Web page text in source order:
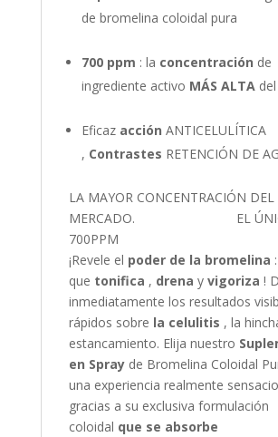
de bromelina coloidal pura
700 ppm : la concentración de
ingrediente activo MÁS ALTAdel
Eficaz acción ANTICELULÍTICA
, Contrastes RETENCIÓN DE
LA MAYOR CONCENTRACIÓN DEL
MERCADO. EL
700PPM
¡Revele el poder de la bromelina
que tonifica , drena y vigoriza !
inmediatamente los resultados
rápidos sobre la celulitis , la
estancamiento. Elija nuestro
en Sprayde Bromelina Coloidal
una experiencia realmente
gracias a su exclusiva formulación
coloidal que se absorbe